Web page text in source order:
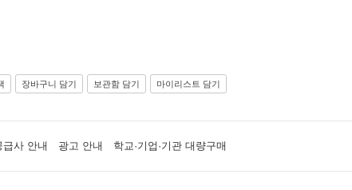
장바구니 담기 보관함 담기 마이리스트 담기
급사 안내 광고 안내 학교·기업·기관 대량구매